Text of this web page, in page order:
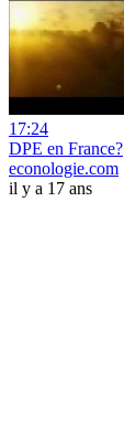
17:24
DPE en France?
econologie.com
il y a 17 ans